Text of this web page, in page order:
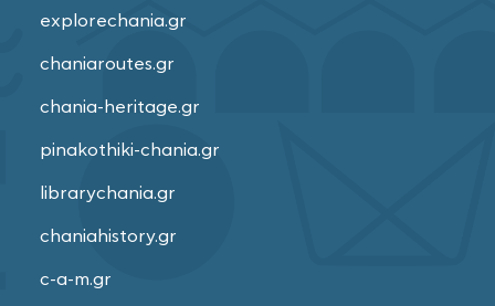
explorechania.gr
chaniaroutes.gr
chania-heritage.gr
pinakothiki-chania.gr
librarychania.gr
chaniahistory.gr
c-a-m.gr